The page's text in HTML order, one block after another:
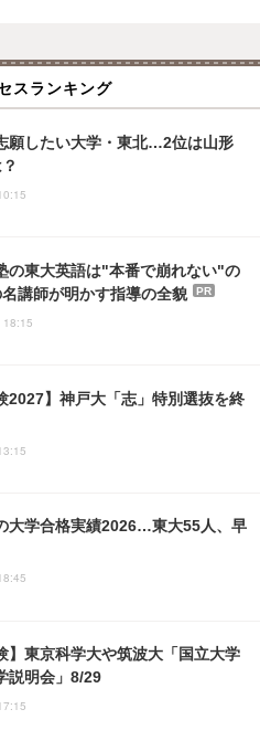
スランキング
願したい大学・東北…2位は山形
の東大英語は"本番で崩れない"の
講師が明かす指導の全貌
PR
18:15
2027】神戸大「志」特別選抜を終
大学合格実績2026…東大55人、早
】東京科学大や筑波大「国立大学
説明会」8/29